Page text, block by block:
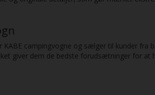
campingvogne og sælger til kunder
giver dem de bedste forudsætninger for